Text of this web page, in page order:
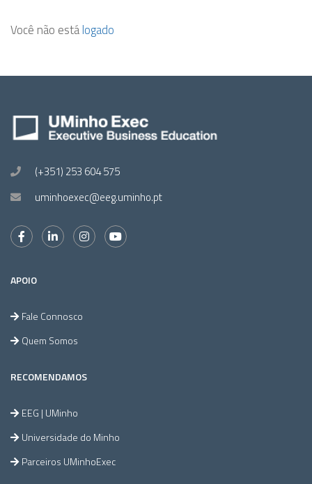
Você não estálogado
(+351) 253 604 575
uminhoexec@eeg.uminho.pt
APOIO
Fale Connosco
Quem Somos
RECOMENDAMOS
EEG | UMinho
Universidade do Minho
Parceiros UMinhoExec